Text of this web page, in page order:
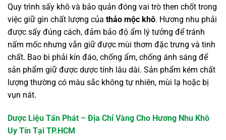
Quy trình sấy khô và bảo quản đóng vai trò then chốt trong
việc giữ gìn chất lượng của thảo mộc khô. Hương nhu phải
được sấy đúng cách, đảm bảo độ ẩm lý tưởng để tránh
nấm mốc nhưng vẫn giữ được mùi thơm đặc trưng và tinh
chất. Bao bì phải kín đáo, chống ẩm, chống ánh sáng để
sản phẩm giữ được dược tính lâu dài. Sản phẩm kém chất
lượng thường có màu sắc không tự nhiên, mùi lạ hoặc bị
vụn nát.
Dược Liệu Tấn Phát – Địa Chỉ Vàng Cho Hương Nhu Khô
Uy Tín Tại TP.HCM